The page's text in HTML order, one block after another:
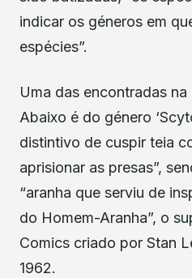
indicar os géneros em
espécies”.
Uma das encontradas
Abaixo é do género
distintivo de cuspir teia
aprisionar as presas”,
“aranha que serviu de
do Homem-Aranha”, o
Comics criado por Stan
1962.